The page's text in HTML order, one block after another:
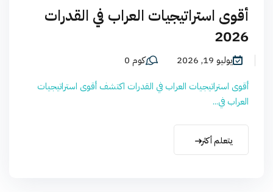
أقوى استراتيجيات العراب في القدرات
2026
يوليو 19, 2026
كوم 0
أقوى استراتيجيات العراب في القدرات اكتشف أقوى استراتيجيات
العراب في...
يتعلم أكثر